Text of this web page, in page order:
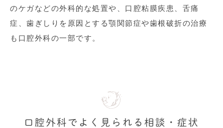
のケガなどの外科的な処置や、口腔粘膜疾患、舌痛
症、歯ぎしりを原因とする顎関節症や歯根破折の治療
も口腔外科の一部です。
口腔外科でよく見られる相談・症状